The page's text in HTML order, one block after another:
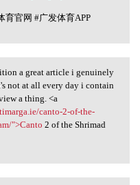
育官网 #广发体育APP
a
a great article i genuinely
not at all every day i contain
a thing. <a
canto-2-of-the-
">Canto 2 of the Shrimad